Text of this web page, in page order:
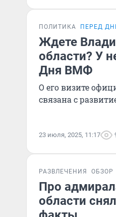
ПОЛИТИКА ПЕРЕД
Ждете
области? У
Дня ВМФ
О его визите
связана с
23 июля, 2025, 11:17
РАЗВЛЕЧЕНИЯ ОБЗОР
Про
области